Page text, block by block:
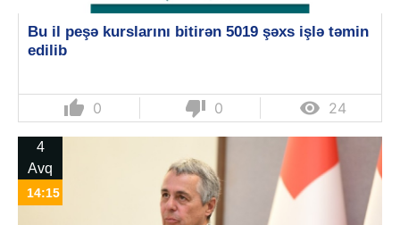
Bu il peşə kurslarını bitirən 5019 şəxs işlə təmin
edilib
thumb_up 0 thumb_down 0  24
4
Avq
14:15